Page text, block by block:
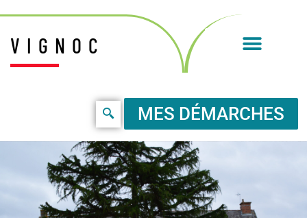
VIGNOC
MES DÉMARCHES